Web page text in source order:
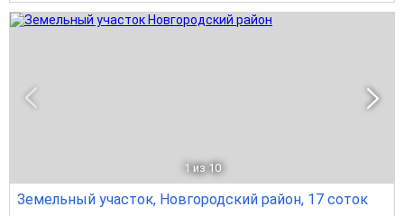
1 из 10
Земельный участок, Новгородский район, 17 соток